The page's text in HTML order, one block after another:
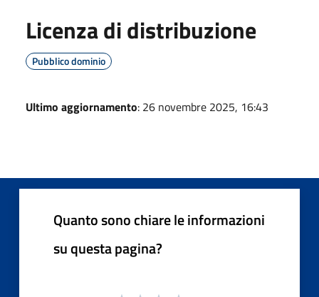
Licenza di distribuzione
Pubblico dominio
Ultimo aggiornamento: 26 novembre 2025, 16:43
Quanto sono chiare le informazioni
su questa pagina?